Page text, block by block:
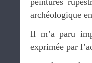
peintures
archéologique
Il m’a paru
exprimée par